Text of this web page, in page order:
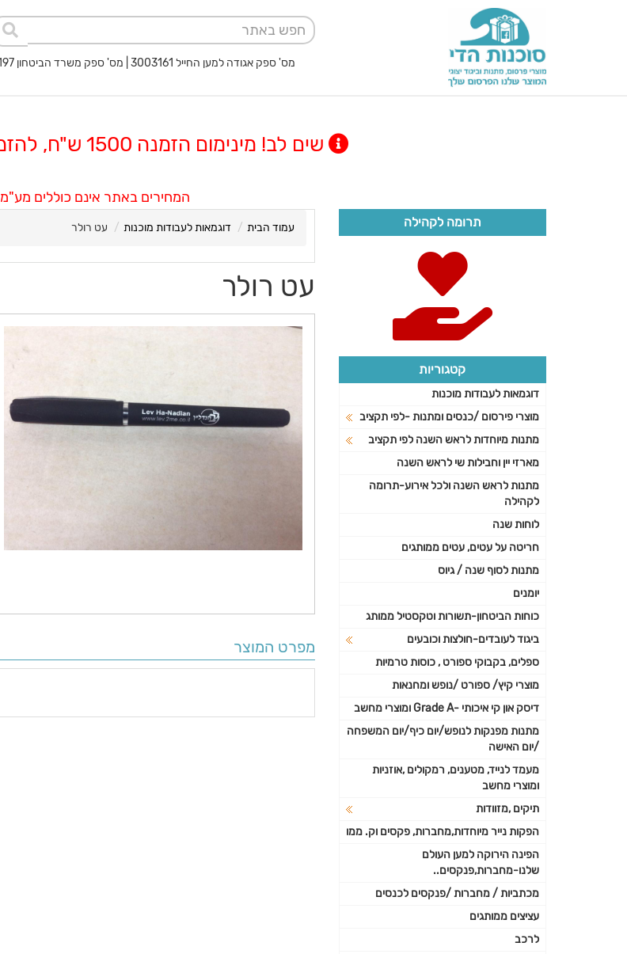
מס' ספק אגודה למען החייל 3003161 | מס' ספק משרד הביטחון 11010197 | מס' ספק משטרת ישראל 40017932
שים לב! מינימום הזמנה 1500 ש"ח, להזמנות 08-8564549
המחירים באתר אינם כוללים מע"מ
עמוד הבית דוגמאות לעבודות מוכנות עט רולר
עט רולר
מפרט המוצר
תרומה לקהילה
קטגוריות
דוגמאות לעבודות מוכנות
מוצרי פירסום /כנסים ומתנות -לפי תקציב
מתנות מיוחדות לראש השנה לפי תקציב
מארזי יין וחבילות שי לראש השנה
מתנות לראש השנה ולכל אירוע-תרומה
לקהילה
לוחות שנה
חריטה על עטים, עטים ממותגים
מתנות לסוף שנה / גיוס
יומנים
כוחות הביטחון-תשורות וטקסטיל ממותג
ביגוד לעובדים-חולצות וכובעים
ספלים, בקבוקי ספורט , כוסות טרמיות
מוצרי קיץ/ ספורט /נופש ומחנאות
דיסק און קי איכותי -Grade A ומוצרי מחשב
מתנות מפנקות לנופש/יום כיף/יום המשפחה
/יום האישה
מעמד לנייד, מטענים, רמקולים ,אוזניות
ומוצרי מחשב
תיקים ,מזוודות
הפקות נייר מיוחדות,מחברות, פקסים וק. ממו
הפינה הירוקה למען העולם
שלנו-מחברות,פנקסים..
מכתביות / מחברות /פנקסים לכנסים
עציצים ממותגים
לרכב